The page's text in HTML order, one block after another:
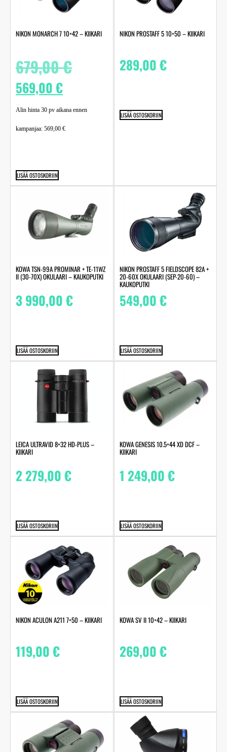
NIKON MONARCH 7 10×42 – KIIKARI
679,00€
569,00€
Alin hinta 30 pv aikana ennen
kampanjaa: 569,00 €
LISÄÄ OSTOSKORIIN
NIKON PROSTAFF 5 10×50 – KIIKARI
289,00€
LISÄÄ OSTOSKORIIN
KOWA TSN-99A PROMINAR + TE-11WZ
II (30-70X) OKULAARI – KAUKOPUTKI
3 990,00€
LISÄÄ OSTOSKORIIN
NIKON PROSTAFF 5 FIELDSCOPE 82A +
20-60X OKULAARI (SEP-20-60) –
KAUKOPUTKI
549,00€
LISÄÄ OSTOSKORIIN
LEICA ULTRAVID 8×32 HD-PLUS –
KIIKARI
2 279,00€
LISÄÄ OSTOSKORIIN
KOWA GENESIS 10.5×44 XD DCF –
KIIKARI
1 249,00€
LISÄÄ OSTOSKORIIN
NIKON ACULON A211 7×50 – KIIKARI
119,00€
LISÄÄ OSTOSKORIIN
KOWA SV II 10×42 – KIIKARI
269,00€
LISÄÄ OSTOSKORIIN